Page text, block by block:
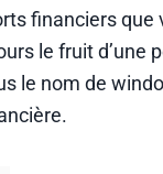
financiers
le fruit d’une
le nom de